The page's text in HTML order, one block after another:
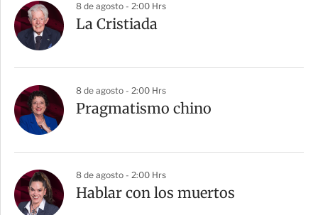
8 de agosto - 2:00 Hrs
La Cristiada
8 de agosto - 2:00 Hrs
Pragmatismo chino
8 de agosto - 2:00 Hrs
Hablar con los muertos